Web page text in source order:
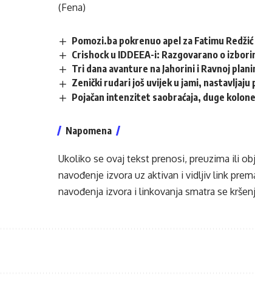
(Fena)
Pomozi.ba pokrenuo apel za Fatimu Redžić
Crishock u IDDEEA-i: Razgovarano o
Tri dana avanture na Jahorini i Ravnoj
Zenički rudari još uvijek u jami,
Pojačan intenzitet saobraćaja, duge
Napomena
Ukoliko se ovaj tekst prenosi, preuzima ili
navođenje izvora uz aktivan i vidljiv link
navođenja izvora i linkovanja smatra se